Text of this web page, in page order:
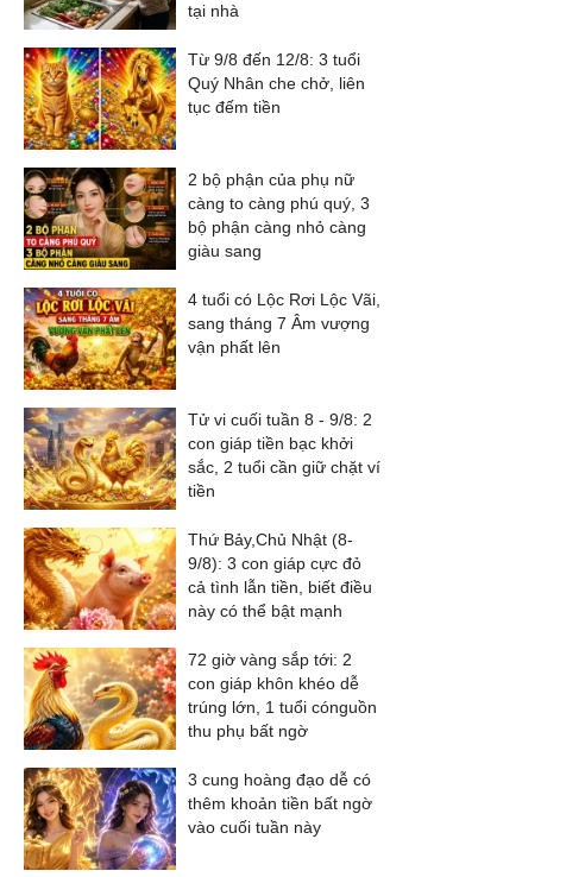
tại nhà
Từ 9/8 đến 12/8: 3 tuổi
Quý Nhân che chở, liên
tục đếm tiền
2 bộ phận của phụ nữ
càng to càng phú quý, 3
bộ phận càng nhỏ càng
giàu sang
4 tuổi có Lộc Rơi Lộc Vãi,
sang tháng 7 Âm vượng
vận phất lên
Tử vi cuối tuần 8 - 9/8: 2
con giáp tiền bạc khởi
sắc, 2 tuổi cần giữ chặt ví
tiền
Thứ Bảy,Chủ Nhật (8-
9/8): 3 con giáp cực đỏ
cả tình lẫn tiền, biết điều
này có thể bật mạnh
72 giờ vàng sắp tới: 2
con giáp khôn khéo dễ
trúng lớn, 1 tuổi cónguồn
thu phụ bất ngờ
3 cung hoàng đạo dễ có
thêm khoản tiền bất ngờ
vào cuối tuần này